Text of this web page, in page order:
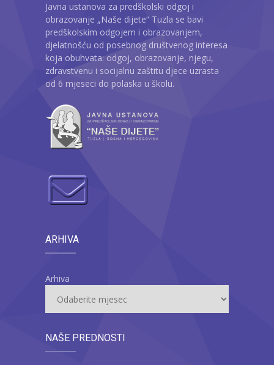
Javna ustanova za predškolski odgoj i
obrazovanje „Naše dijete“ Tuzla se bavi
predškolskim odgojem i obrazovanjem,
djelatnošću od posebnog društvenog interesa
koja obuhvata: odgoj, obrazovanje, njegu,
zdravstvenu i socijalnu zaštitu djece uzrasta
od 6 mjeseci do polaska u školu.
ARHIVA
Arhiva
NAŠE PREDNOSTI